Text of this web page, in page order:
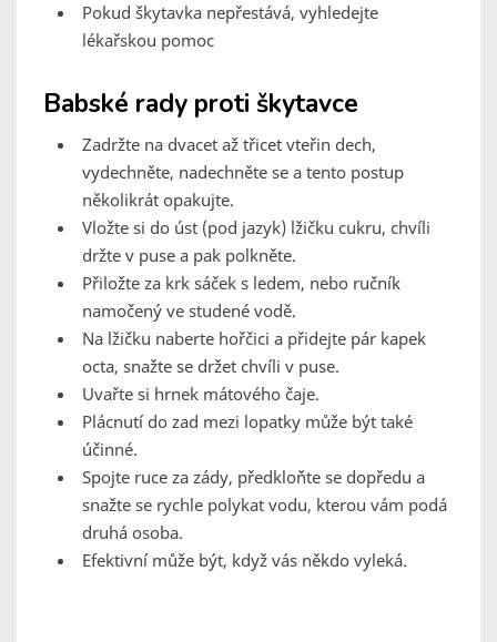
Pokud škytavka nepřestává, vyhledejte
lékařskou pomoc
Babské rady proti škytavce
Zadržte na dvacet až třicet vteřin dech,
vydechněte, nadechněte se a tento postup
několikrát opakujte.
Vložte si do úst (pod jazyk) lžičku cukru, chvíli
držte v puse a pak polkněte.
Přiložte za krk sáček s ledem, nebo ručník
namočený ve studené vodě.
Na lžičku naberte hořčici a přidejte pár kapek
octa, snažte se držet chvíli v puse.
Uvařte si hrnek mátového čaje.
Plácnutí do zad mezi lopatky může být také
účinné.
Spojte ruce za zády, předkloňte se dopředu a
snažte se rychle polykat vodu, kterou vám podá
druhá osoba.
Efektivní může být, když vás někdo vyleká.